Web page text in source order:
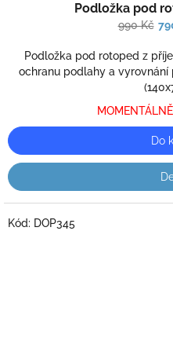
Podložka pod
990 Kč
Podložka pod rotoped z
ochranu podlahy a
Do
Kód: DOP345